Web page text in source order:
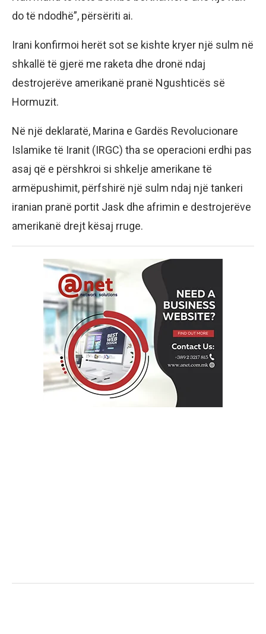
do të ndodhë”, përsëriti ai.
Irani konfirmoi herët sot se kishte kryer një sulm në
shkallë të gjerë me raketa dhe dronë ndaj
destrojerëve amerikanë pranë Ngushticës së
Hormuzit.
Në një deklaratë, Marina e Gardës Revolucionare
Islamike të Iranit (IRGC) tha se operacioni erdhi pas
asaj që e përshkroi si shkelje amerikane të
armëpushimit, përfshirë një sulm ndaj një tankeri
iranian pranë portit Jask dhe afrimin e destrojerëve
amerikanë drejt kësaj rruge.